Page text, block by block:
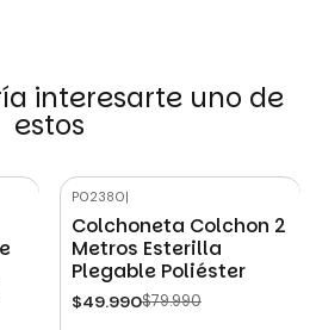
interesarte uno de
estos
P02380|
Colchoneta Colchon 2
Metros Esterilla
Plegable Poliéster
$49.990$79.990